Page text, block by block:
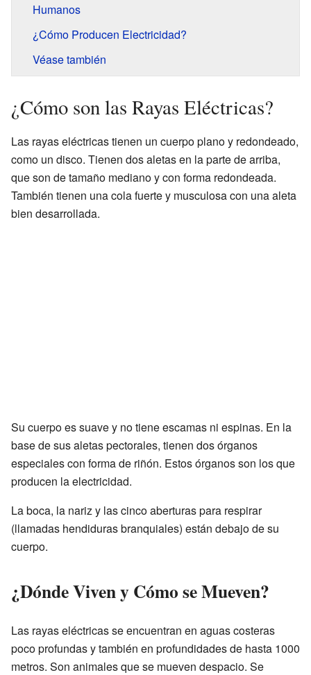
Humanos
¿Cómo Producen Electricidad?
Véase también
¿Cómo son las Rayas Eléctricas?
Las rayas eléctricas tienen un cuerpo plano y redondeado,
como un disco. Tienen dos aletas en la parte de arriba,
que son de tamaño mediano y con forma redondeada.
También tienen una cola fuerte y musculosa con una aleta
bien desarrollada.
Su cuerpo es suave y no tiene escamas ni espinas. En la
base de sus aletas pectorales, tienen dos órganos
especiales con forma de riñón. Estos órganos son los que
producen la electricidad.
La boca, la nariz y las cinco aberturas para respirar
(llamadas hendiduras branquiales) están debajo de su
cuerpo.
¿Dónde Viven y Cómo se Mueven?
Las rayas eléctricas se encuentran en aguas costeras
poco profundas y también en profundidades de hasta 1000
metros. Son animales que se mueven despacio. Se